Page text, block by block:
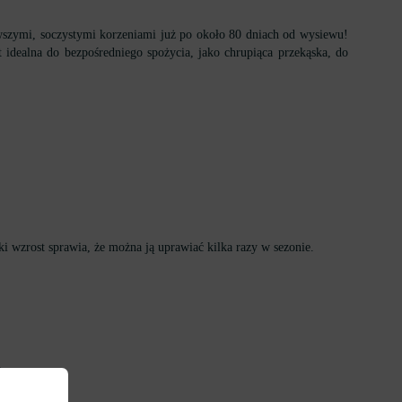
soczystymi korzeniami już po około 80 dniach od wysiewu!
do bezpośredniego spożycia, jako chrupiąca przekąska, do
sprawia, że można ją uprawiać kilka razy w sezonie.